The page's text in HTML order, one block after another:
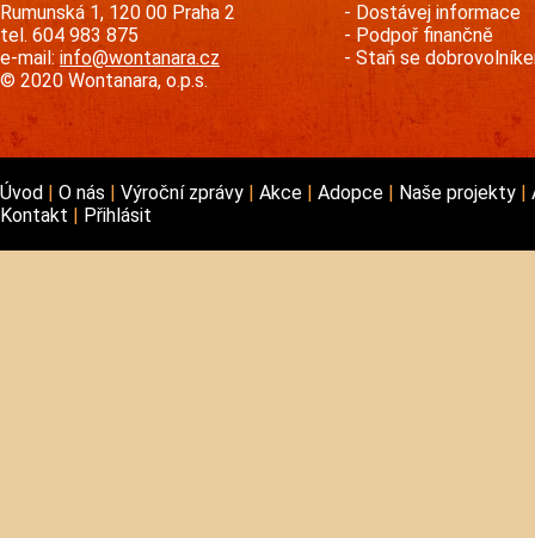
Rumunská 1, 120 00 Praha 2
tel. 604 983 875
e-mail: info@wontanara.cz
© 2020 Wontanara, o.p.s.
Dostávej informace
Podpoř finančně
Staň se
Úvod O nás Výroční zprávy Akce Adopce Naše projekty
Kontakt
Přihlásit